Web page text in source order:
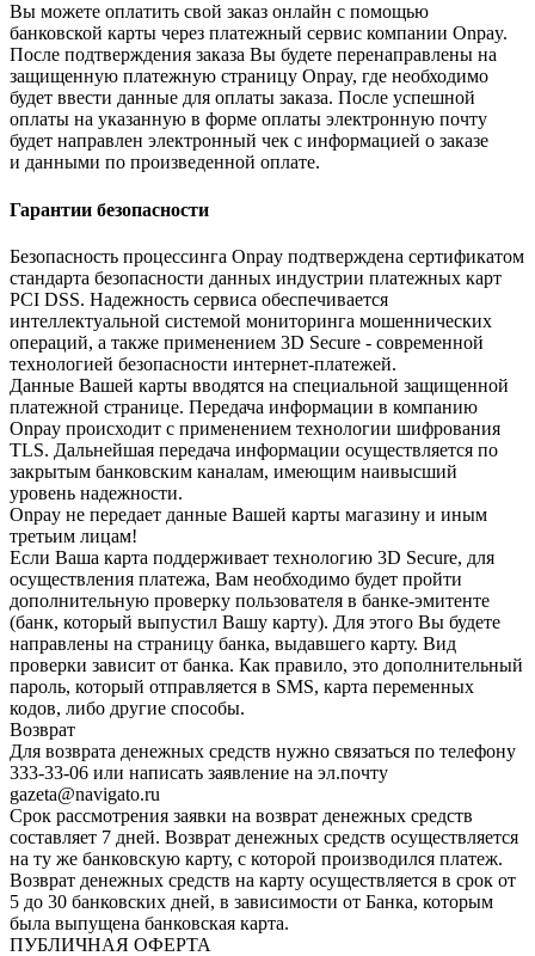
Вы можете оплатить свой заказ онлайн с помощью
банковской карты через платежный сервис компании Onpay.
После подтверждения заказа Вы будете перенаправлены на
защищенную платежную страницу Onpay, где необходимо
будет ввести данные для оплаты заказа. После успешной
оплаты на указанную в форме оплаты электронную почту
будет направлен электронный чек с информацией о заказе
и данными по произведенной оплате.
Гарантии безопасности
Безопасность процессинга Onpay подтверждена сертификатом
стандарта безопасности данных индустрии платежных карт
PCI DSS. Надежность сервиса обеспечивается
интеллектуальной системой мониторинга мошеннических
операций, а также применением 3D Secure - современной
технологией безопасности интернет-платежей.
Данные Вашей карты вводятся на специальной защищенной
платежной странице. Передача информации в компанию
Onpay происходит с применением технологии шифрования
TLS. Дальнейшая передача информации осуществляется по
закрытым банковским каналам, имеющим наивысший
уровень надежности.
Onpay не передает данные Вашей карты магазину и иным
третьим лицам!
Если Ваша карта поддерживает технологию 3D Secure, для
осуществления платежа, Вам необходимо будет пройти
дополнительную проверку пользователя в банке-эмитенте
(банк, который выпустил Вашу карту). Для этого Вы будете
направлены на страницу банка, выдавшего карту. Вид
проверки зависит от банка. Как правило, это дополнительный
пароль, который отправляется в SMS, карта переменных
кодов, либо другие способы.
Возврат
Для возврата денежных средств нужно связаться по телефону
333-33-06 или написать заявление на эл.почту
gazeta@navigato.ru
Срок рассмотрения заявки на возврат денежных средств
составляет 7 дней. Возврат денежных средств осуществляется
на ту же банковскую карту, с которой производился платеж.
Возврат денежных средств на карту осуществляется в срок от
5 до 30 банковских дней, в зависимости от Банка, которым
была выпущена банковская карта.
ПУБЛИЧНАЯ ОФЕРТА